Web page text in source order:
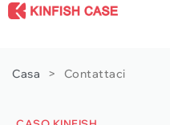
Casa > Contattaci